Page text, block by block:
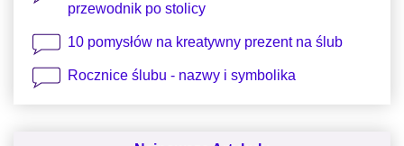
przewodnik po stolicy
10 pomysłów na kreatywny prezent na ślub
Rocznice ślubu - nazwy i symbolika